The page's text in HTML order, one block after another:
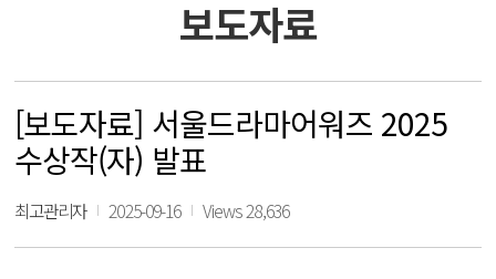
보도자료
[보도자료] 서울드라마어워즈 2025
수상작(자) 발표
최고관리자 2025-09-16 Views 28,636